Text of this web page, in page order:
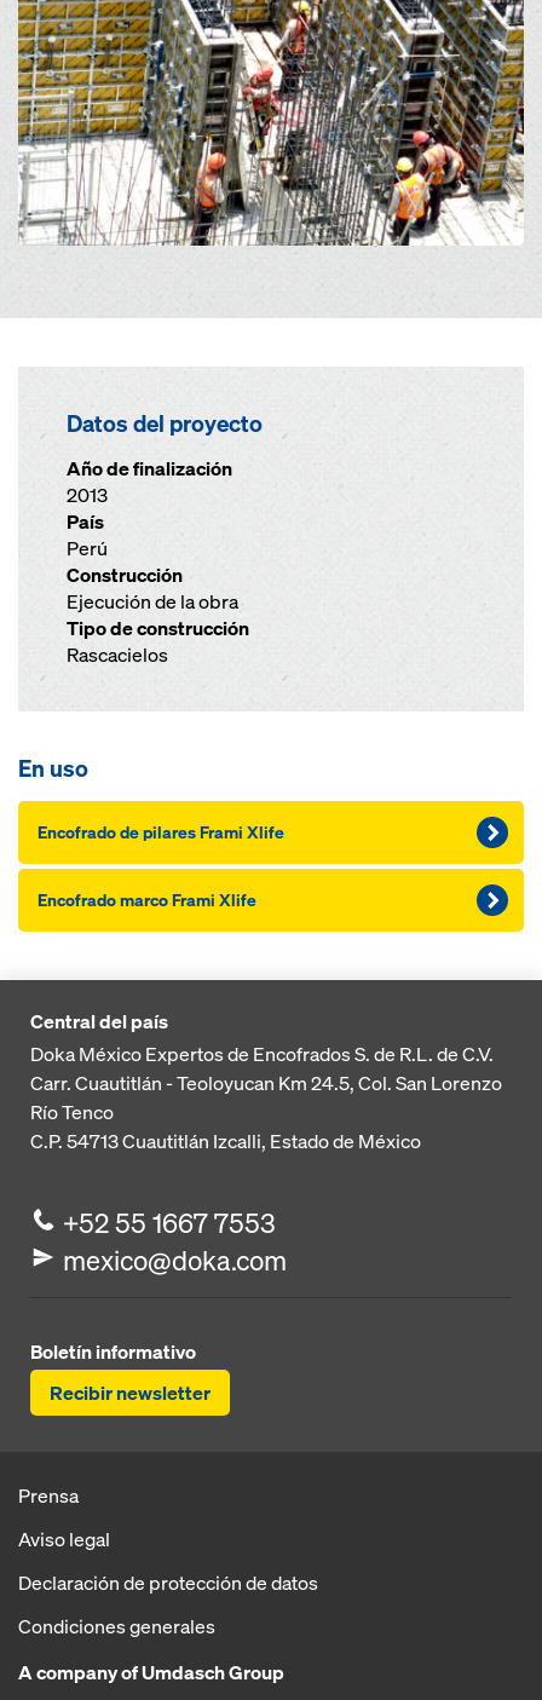
Datos del proyecto
Año de finalización
2013
País
Perú
Construcción
Ejecución de la obra
Tipo de construcción
Rascacielos
En uso
Encofrado de pilares Frami Xlife
Encofrado marco Frami Xlife
Central del país
Doka México Expertos de Encofrados S. de R.L. de C.V.
Carr. Cuautitlán - Teoloyucan Km 24.5, Col. San Lorenzo
Río Tenco
C.P. 54713Cuautitlán Izcalli, Estado de México
+52 55 1667 7553
mexico@doka.com
Boletín informativo
Recibir newsletter
Prensa
Aviso legal
Declaración de protección de datos
Condiciones generales
A company of Umdasch Group